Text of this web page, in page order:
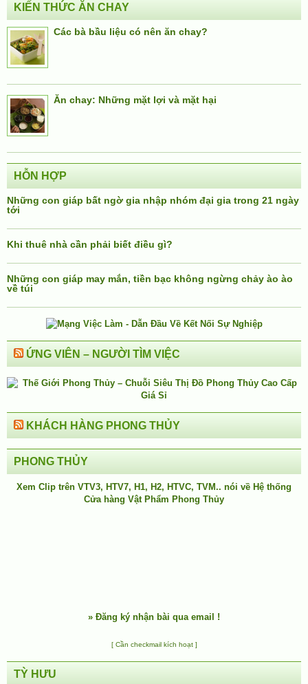
KIẾN THỨC ĂN CHAY
Các bà bầu liệu có nên ăn chay?
Ăn chay: Những mặt lợi và mặt hại
HỖN HỢP
Những con giáp bất ngờ gia nhập nhóm đại gia trong 21 ngày
tới
Khi thuê nhà cần phải biết điều gì?
Những con giáp may mắn, tiền bạc không ngừng chảy ào ào
về túi
ỨNG VIÊN – NGƯỜI TÌM VIỆC
KHÁCH HÀNG PHONG THỦY
PHONG THỦY
Xem Clip trên VTV3, HTV7, H1, H2, HTVC, TVM.. nói về Hệ thống
Cửa hàng Vật Phẩm Phong Thủy
» Đăng ký nhận bài qua email !
[ Cần checkmail kích hoạt ]
TỲ HƯU